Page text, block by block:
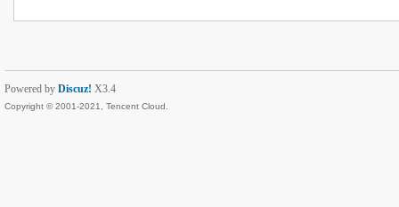
Powered by Discuz! X3.4
Copyright © 2001-2021, Tencent Cloud.